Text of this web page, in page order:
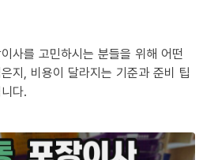
사를 고민하시는 분들을 위해 어떤
지, 비용이 달라지는 기준과 준비 팁
다.